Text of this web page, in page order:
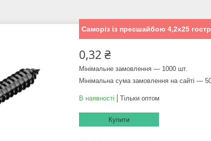
Саморіз із пресшайбою 4,2х25
0,32 ₴
Мінімальне замовлення — 1000 шт.
Мінімальна сума замовлення на сайті —
В наявності Тільки оптом
Купити